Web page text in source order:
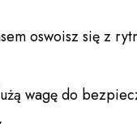
oswoisz się z
wagę do